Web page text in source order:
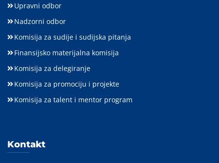
Upravni odbor
Nadzorni odbor
Komisija za sudije i sudijska pitanja
Finansijsko materijalna komisija
Komisija za delegiranje
Komisija za promociju i projekte
Komisija za talent i mentor program
Kontakt